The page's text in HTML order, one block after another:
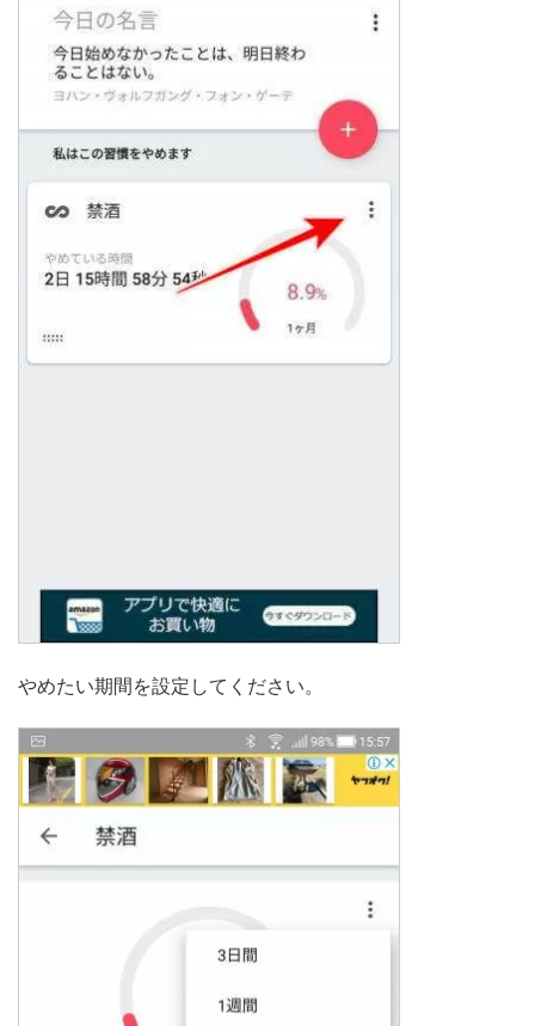
やめたい期間を設定してください。